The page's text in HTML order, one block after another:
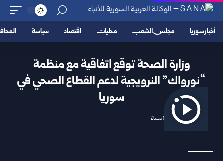
أخبار سوريا مجلس الشعب محليات اقتصاد سياسة
وزارة الصحة توقع اتفاقية مع منظمة
“نورواك” النرويجية لدعم القطاع الصحي في
سوريا
2025/11/05 8:25 مساءً